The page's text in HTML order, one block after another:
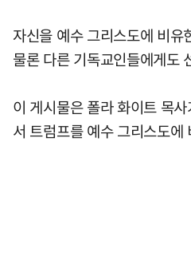
자신을 예수 그리스도에 비
물론 다른 기독교인들에게도
이 게시물은 폴라 화이트 목
서 트럼프를 예수 그리스도에